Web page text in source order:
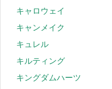
キャロウェイ
キャンメイク
キュレル
キルティング
キングダムハーツ